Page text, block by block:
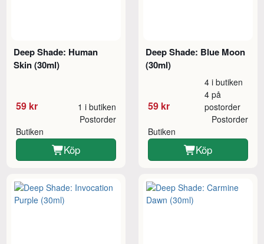
Deep Shade: Human
Skin (30ml)
59 kr 1 i butiken
Butiken
Postorder
Köp
Deep Shade: Blue Moon
(30ml)
59 kr
4 i butiken
4 på
postorder
Butiken
Postorder
Köp